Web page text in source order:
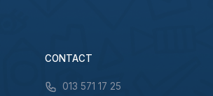
CONTACT
013 571 17 25